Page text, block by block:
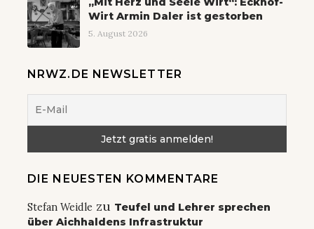
Wirt Armin Daler ist gestorben
5. August 2026
NRWZ.DE NEWSLETTER
DIE NEUESTEN KOMMENTARE
Stefan Weidle zu Teufel und Lehrer sprechen
über Aichhaldens Infrastruktur